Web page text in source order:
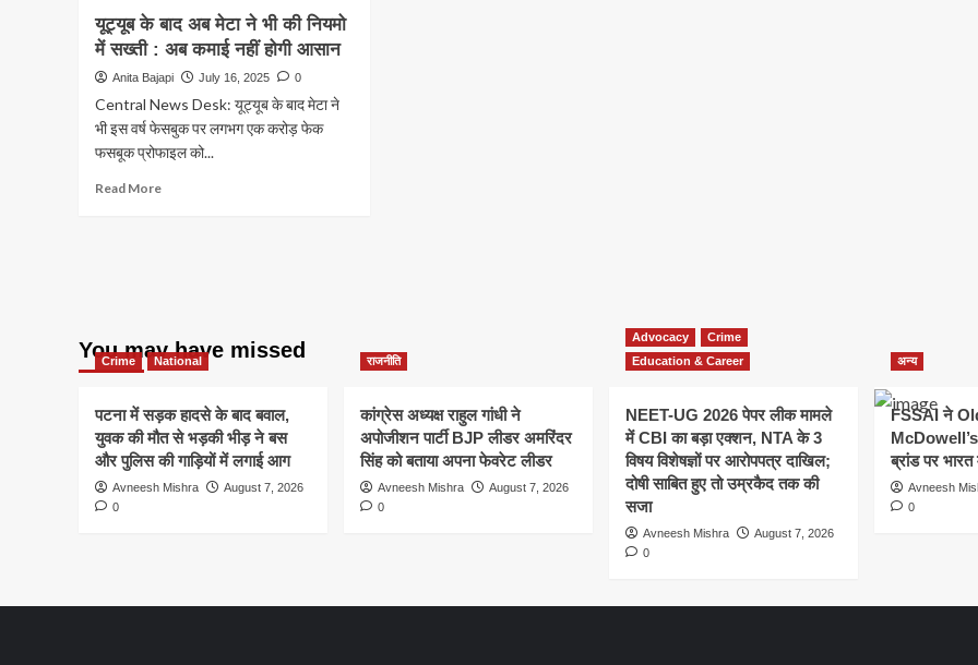
यूट्यूब के बाद अब मेटा ने भी की नियमो
में सख्ती : अब कमाई नहीं होगी आसान
Anita Bajapi July 16, 2025 0
Central News Desk: यूट्यूब के बाद मेटा ने
भी इस वर्ष फेसबुक पर लगभग एक करोड़ फेक
फसबूक प्रोफाइल को...
Read MoreRead
ने
भी
नियमो
में
सख्ती
अब
You may have missed
Crime National
पटना में सड़क हादसे के बाद बवाल,
युवक की मौत से भड़की भीड़ ने बस
और पुलिस की गाड़ियों में लगाई आग
Avneesh Mishra
August 7, 2026
0
राजनीति
कांग्रेस अध्यक्ष राहुल गांधी ने
अपोजीशन पार्टी BJP लीडर अमरिंदर
सिंह को बताया अपना फेवरेट लीडर
Avneesh Mishra
August 7, 2026
0
Advocacy
Crime
Education & Career
NEET-UG 2026 पेपर लीक मामले
में CBI का बड़ा एक्शन, NTA के 3
विषय विशेषज्ञों पर आरोपपत्र दाखिल;
दोषी साबित हुए तो उम्रकैद तक की
सजा
Avneesh Mishra
August 7, 2026
0
अन्य
FSSAI ने
ब्रांड पर
Avneesh
0